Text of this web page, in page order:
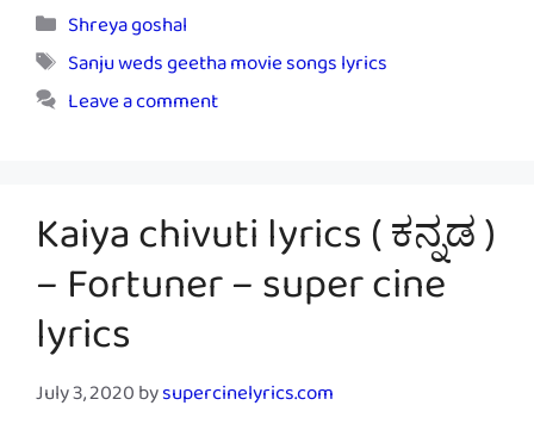
Categories
Shreya goshal
Tags
Sanju weds geetha movie songs lyrics
Leave a comment
Kaiya chivuti lyrics ( ಕನ್ನಡ )
– Fortuner – super cine
lyrics
July 3, 2020bysupercinelyrics.com